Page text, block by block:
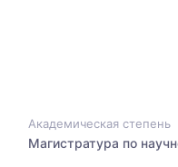
Академическая степень
Магистратура по